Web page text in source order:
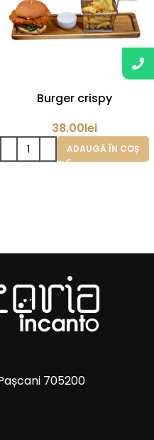
Burger crispy
38.00lei
ADAUGĂ ÎN COȘ
705200